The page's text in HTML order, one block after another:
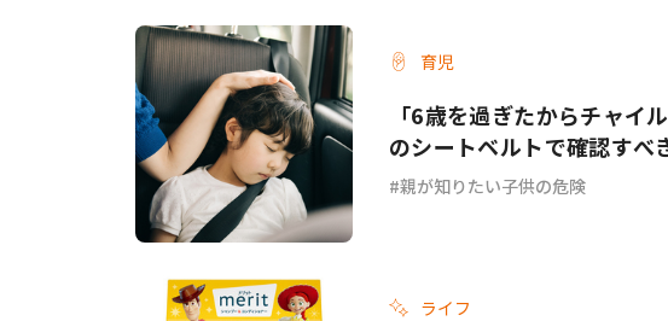
育児
「6歳を過ぎたからチャイ
のシートベルトで確認すべ
親が知りたい子供の危険
ライフ